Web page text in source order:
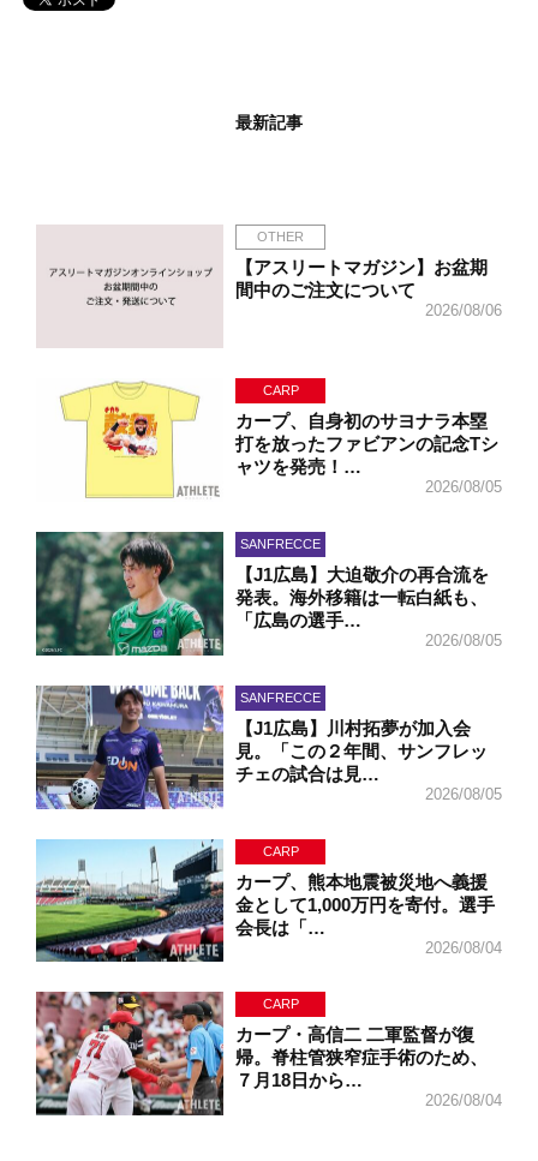
最新記事
OTHER
【アスリートマガジン】お盆期
間中のご注文について
2026/08/06
CARP
カープ、自身初のサヨナラ本塁
打を放ったファビアンの記念Tシ
ャツを発売！…
2026/08/05
SANFRECCE
【J1広島】大迫敬介の再合流を
発表。海外移籍は一転白紙も、
「広島の選手…
2026/08/05
SANFRECCE
【J1広島】川村拓夢が加入会
見。「この２年間、サンフレッ
チェの試合は見…
2026/08/05
CARP
カープ、熊本地震被災地へ義援
金として1,000万円を寄付。選手
会長は「…
2026/08/04
CARP
カープ・高信二 二軍監督が復
帰。脊柱管狭窄症手術のため、
７月18日から…
2026/08/04